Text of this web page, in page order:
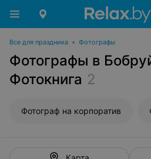
Все для праздника • Фотографы
Фотографы в
Фотокнига 2
Фотограф на корпоратив